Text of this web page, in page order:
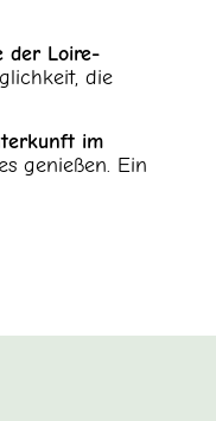
der Loire-
die
im
genießen. Ein